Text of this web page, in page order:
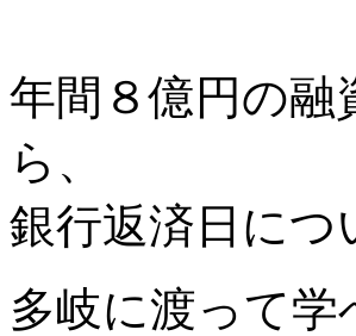
年間８億円の
ら、
銀行返済日に
多岐に渡って学